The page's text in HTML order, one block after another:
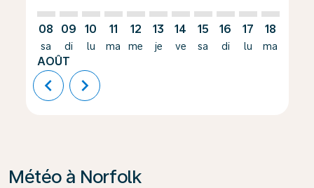
08
sa
AOÛT
09
di
10
lu
11
ma
12
me
13
je
14
ve
15
sa
16
di
17
lu
18
ma
chevron_left chevron_right
Météo à Norfolk